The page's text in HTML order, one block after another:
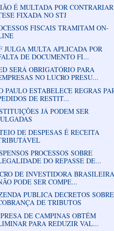
É MULTADA POR CONTRARIAR
FIXADA NO STJ
FISCAIS TRAMITAM ON-
JULGA MULTA APLICADA POR
DE DOCUMENTO FI...
SERÁ OBRIGATÓRIO PARA
NO LUCRO PRESU...
PAULO ESTABELECE REGRAS
DE RESTIT...
JÁ PODEM SER
DE DESPESAS É RECEITA
PROCESSOS SOBRE
DO REPASSE DE...
DE INVESTIDORA BRASILEIRA
PODE SER COMPE...
PUBLICA DECRETOS SOBRE
DE TRIBUTOS
DE CAMPINAS OBTÉM
PARA REDUZIR VAL...